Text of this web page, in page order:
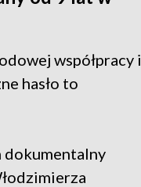
współpracy i
hasło to
dokumentalny